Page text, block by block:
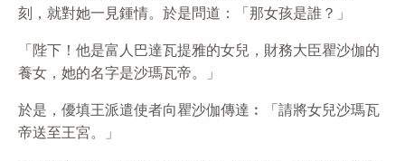
刻，就對她一見鍾情。於是問道：「那女孩是誰？」
「陛下！他是富人巴達瓦提雅的女兒，財務大臣瞿沙伽的
養女，她的名字是沙瑪瓦帝。」
於是，優填王派遣使者向瞿沙伽傳達︰「請將女兒沙瑪瓦
帝送至王宮。」